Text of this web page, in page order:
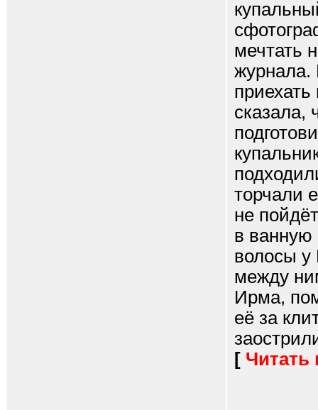
мечтать
журнала.
сказала,
торчали
не
в ванную
волосы у
между
Ирма,
её за
[ Читать